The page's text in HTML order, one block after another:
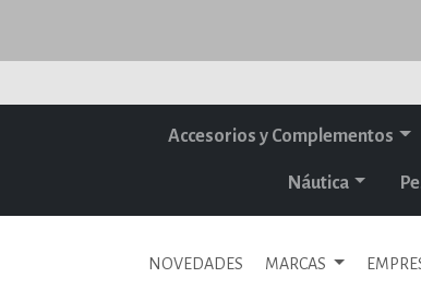
Accesorios y Complementos
Náutica
NOVEDADES MARCAS